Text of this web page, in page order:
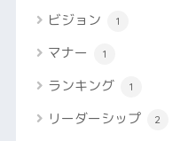
ビジョン 1
マナー 1
ランキング 1
リーダーシップ 2